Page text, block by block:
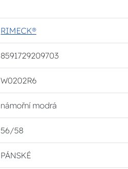
RIMECK®
8591729209703
W0202R6
námořní modrá
56/58
PÁNSKÉ